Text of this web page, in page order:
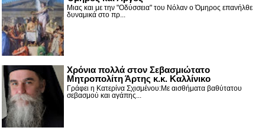
Μιας και με την "Οδύσσεια" του Νόλαν ο Όμηρος επανήλθε
δυναμικά στο πρ...
Χρόνια πολλά στον Σεβασμιώτατο
Μητροπολίτη Άρτης κ.κ. Καλλίνικο
Γράφει η Κατερίνα Σχισμένου:Με αισθήματα βαθύτατου
σεβασμού και αγάπης...